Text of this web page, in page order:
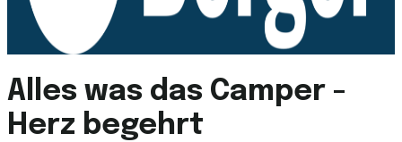
Alles was das Camper -
Herz begehrt